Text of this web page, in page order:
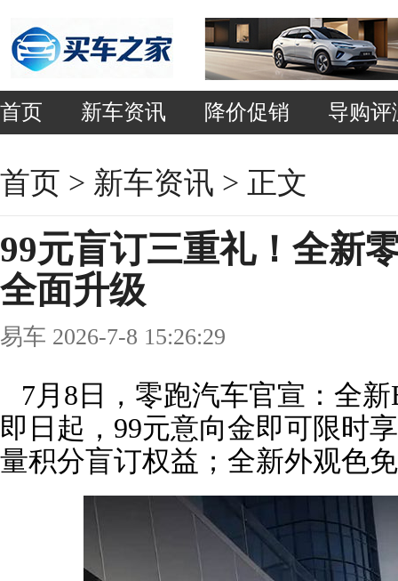
首页 新车资讯 降价促销 导购评
首页 > 新车资讯 > 正文
99元盲订三重礼！全新
全面升级
易车 2026-7-8 15:26:29
7月8日，零跑汽车官宣：全
即日起，99元意向金即可限时
量积分盲订权益；全新外观色